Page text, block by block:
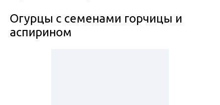
Огурцы с семенами горчицы и
аспирином